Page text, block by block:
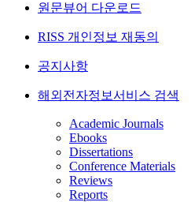
원문뷰어 다운로드
RISS 개인정보 재동의
공지사항
해외전자정보서비스 검색
Academic Journals
Ebooks
Dissertations
Conference Materials
Reviews
Reports